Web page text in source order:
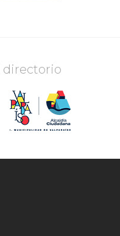
directorio